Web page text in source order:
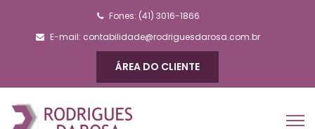
Fones: (41) 3016-1866
E-mail: contabilidade@rodriguesdarosa.com.br
ÁREA DO CLIENTE